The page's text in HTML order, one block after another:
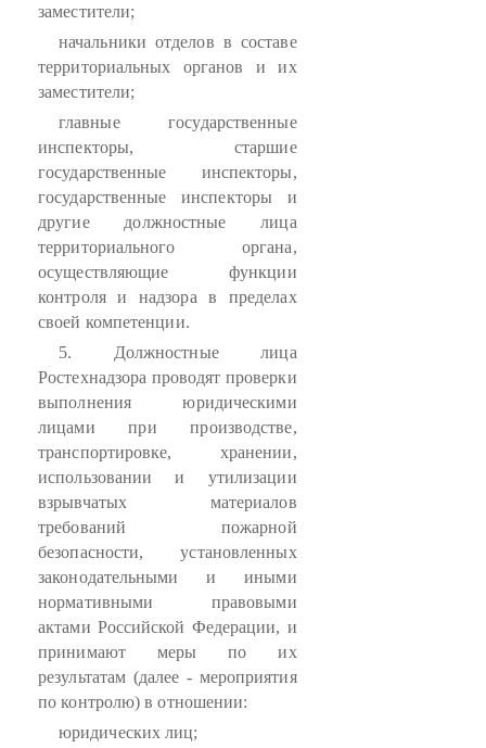
заместители;
начальники отделов в составе
территориальных органов и их
заместители;
главные государственные
инспекторы, старшие
государственные инспекторы,
государственные инспекторы и
другие должностные лица
территориального органа,
осуществляющие функции
контроля и надзора в пределах
своей компетенции.
5. Должностные лица
Ростехнадзора проводят проверки
выполнения юридическими
лицами при производстве,
транспортировке, хранении,
использовании и утилизации
взрывчатых материалов
требований пожарной
безопасности, установленных
законодательными и иными
нормативными правовыми
актами Российской Федерации, и
принимают меры по их
результатам (далее - мероприятия
по контролю) в отношении:
юридических лиц;